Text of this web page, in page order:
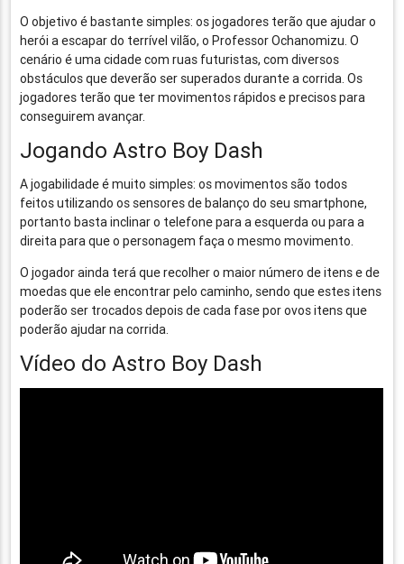
O objetivo é bastante simples: os jogadores terão que ajudar o
herói a escapar do terrível vilão, o Professor Ochanomizu. O
cenário é uma cidade com ruas futuristas, com diversos
obstáculos que deverão ser superados durante a corrida. Os
jogadores terão que ter movimentos rápidos e precisos para
conseguirem avançar.
Jogando Astro Boy Dash
A jogabilidade é muito simples: os movimentos são todos
feitos utilizando os sensores de balanço do seu smartphone,
portanto basta inclinar o telefone para a esquerda ou para a
direita para que o personagem faça o mesmo movimento.
O jogador ainda terá que recolher o maior número de itens e de
moedas que ele encontrar pelo caminho, sendo que estes itens
poderão ser trocados depois de cada fase por ovos itens que
poderão ajudar na corrida.
Vídeo do Astro Boy Dash